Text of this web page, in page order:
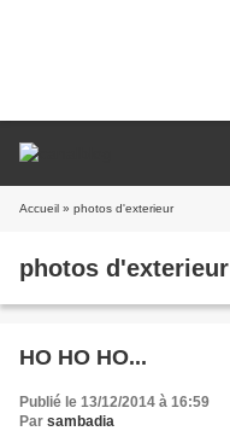
Accueil » photos d'exterieur
photos d'exterieur
HO HO HO...
Publié le 13/12/2014 à 16:59
Par sambadia